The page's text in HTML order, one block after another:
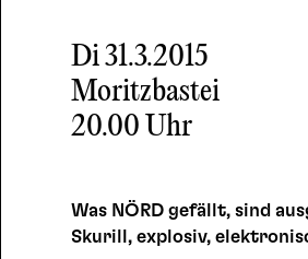
Di31.3.2015
Moritzbastei
20.00 Uhr
Was NÖRD gefällt, sind
Skurill, explosiv,